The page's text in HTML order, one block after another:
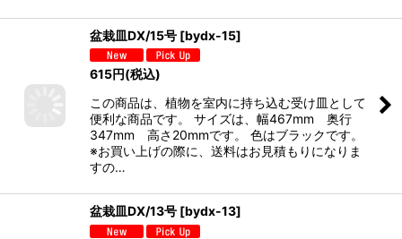
盆栽皿DX/15号 [bydx-15]
615円(税込)
この商品は、植物を室内に持ち込む受け皿として
便利な商品です。 サイズは、幅467mm 奥行
347mm 高さ20mmです。 色はブラックです。
※お買い上げの際に、送料はお見積もりになりま
すの…
盆栽皿DX/13号 [bydx-13]